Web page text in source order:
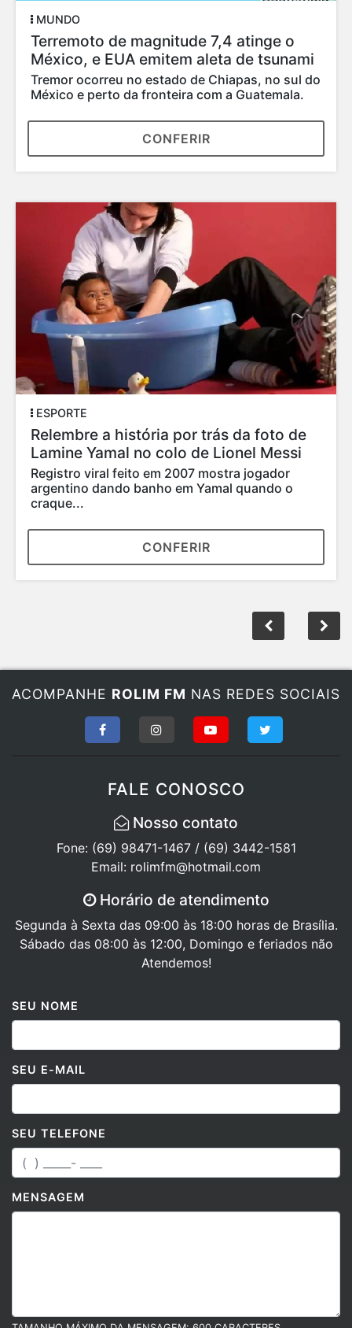
MUNDO
Terremoto de magnitude 7,4 atinge o
México, e EUA emitem aleta de tsunami
Tremor ocorreu no estado de Chiapas, no sul do
México e perto da fronteira com a Guatemala.
CONFERIR
ESPORTE
Relembre a história por trás da foto de
Lamine Yamal no colo de Lionel Messi
Registro viral feito em 2007 mostra jogador
argentino dando banho em Yamal quando o
craque...
CONFERIR
ACOMPANHE ROLIM FM NAS REDES SOCIAIS
FALE CONOSCO
Nosso contato
Fone: (69) 98471-1467 / (69) 3442-1581
Email: rolimfm@hotmail.com
Horário de atendimento
Segunda à Sexta das 09:00 às 18:00 horas de Brasília.
Sábado das 08:00 às 12:00, Domingo e feriados não
Atendemos!
SEU NOME
SEU E-MAIL
SEU TELEFONE
MENSAGEM